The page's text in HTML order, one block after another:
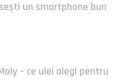
un smartphone bun
– ce ulei alegi pentru